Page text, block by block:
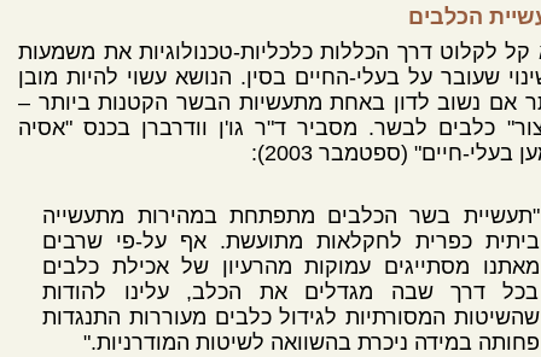
הכלבים
קל לקלוט דרך הכללות כלכליות-טכנולוגיות את משמעות
שעובר על בעלי-החיים בסין. הנושא עשוי להיות מובן
אם נשוב לדון באחת מתעשיות הבשר הקטנות ביותר –
כלבים לבשר. מסביר ד"ר גו'ן וודרברן בכנס "אסיה
בעלי-חיים" (ספטמבר 2003):
"תעשיית בשר הכלבים מתפתחת במהירות מתעשייה
ביתית כפרית לחקלאות מתועשת. אף על-פי שרבים
מאתנו מסתייגים עמוקות מהרעיון של אכילת כלבים
בכל דרך שבה מגדלים את הכלב, עלינו להודות
שהשיטות המסורתיות לגידול כלבים מעוררות התנגדות
פחותה במידה ניכרת בהשוואה לשיטות המודרניות."